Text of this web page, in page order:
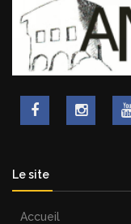
Le site
Accueil